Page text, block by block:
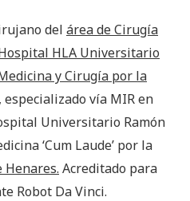
del área de Cirugía
HLA Universitario
y Cirugía por la
, especializado vía MIR en
Universitario Ramón
‘Cum Laude’ por la
Henares. Acreditado para
Robot Da Vinci.